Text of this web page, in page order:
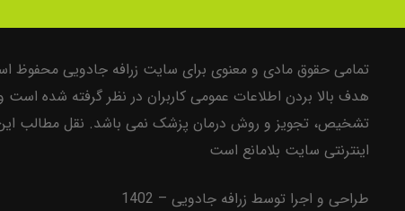
تمامی حقوق مادی و معنوی برای سایت زرافه جادویی محفوظ
هدف بالا بردن اطلاعات عمومی کاربران در نظر گرفته شده
تشخیص، تجویز و روش درمان پزشک نمی باشد. نقل مطالب
اینترنتی سایت بلامانع است
طراحی و اجرا توسط زرافه جادویی – 1402